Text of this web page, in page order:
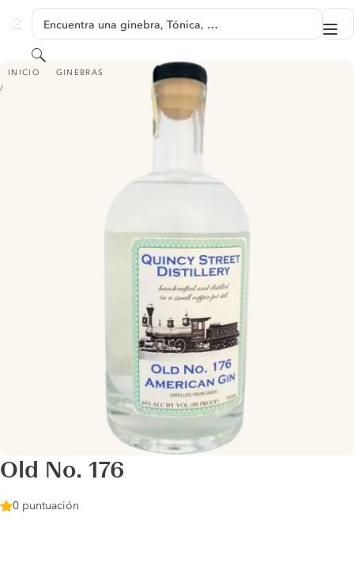
GINVENTORY
Encuentra una ginebra, Tónica, …
Buscar
INICIO GINEBRAS
OLD NO. 176
Old No. 176
0 puntuación